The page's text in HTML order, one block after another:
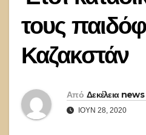
τους
Καζακστάν
Από Δεκέλεια news
ΙΟΎΝ 28, 2020